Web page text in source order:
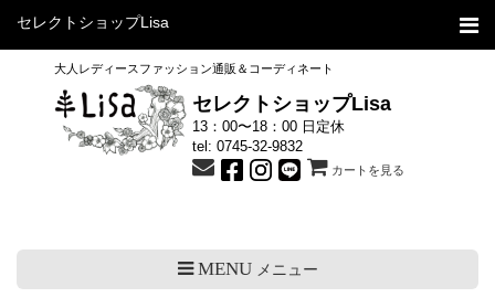
セレクトショップLisa
大人レディースファッション通販＆コーディネート
セレクトショップLisa
13：00〜18：00 日定休
tel: 0745-32-9832
カートを見る
MENUメニュー